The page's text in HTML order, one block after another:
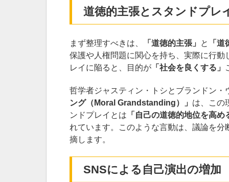
道徳的主張とスタンドプレ
まず整理すべきは、 「道徳的主張」 と
「
保護や人権問題に関心を持ち、実際に行
レイに陥ると、目的が「社会を良くする」
哲学者ジャスティン・トシとブランドン・
ング（Moral Grandstanding）」 は、この
ンドプレイとは 「自己の道徳的地位を高
れています。このような言動は、議論を
摘します。
SNSによる自己演出の増加